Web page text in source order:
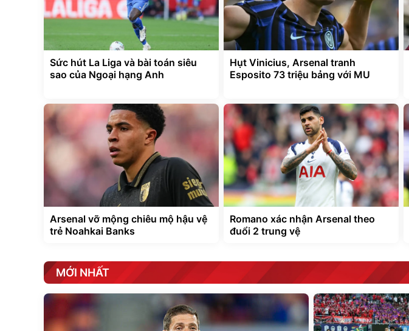
Sức hút La Liga và bài toán siêu
sao của Ngoại hạng Anh
Hụt Vinicius, Arsenal tranh
Esposito 73 triệu bảng với MU
Arsenal vỡ mộng chiêu mộ hậu vệ
trẻ Noahkai Banks
Romano xác nhận Arsenal theo
đuổi 2 trung vệ
MỚI NHẤT